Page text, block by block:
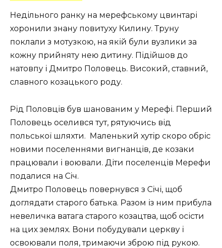
Недільного ранку на мерефському цвинтарі
хоронили знану повитуху Килину. Труну
поклали з мотузкою, на якій були вузлики за
кожну прийняту нею дитину. Підійшов до
натовпу і Дмитро Половець. Високий, ставний,
славного козацького роду.
Рід Половців був шанованим у Мерефі. Перший
Половець оселився тут, рятуючись від
польської шляхти. Маленький хутір скоро обріс
новими поселеннями вигнанців, де козаки
працювали і воювали. Діти поселенців Мерефи
подалися на Січ.
Дмитро Половець повернувся з Січі, щоб
доглядати старого батька. Разом із ним прибула
невеличка ватага старого козацтва, щоб осісти
на цих землях. Вони побудували церкву і
освоювали поля, тримаючи зброю під рукою.